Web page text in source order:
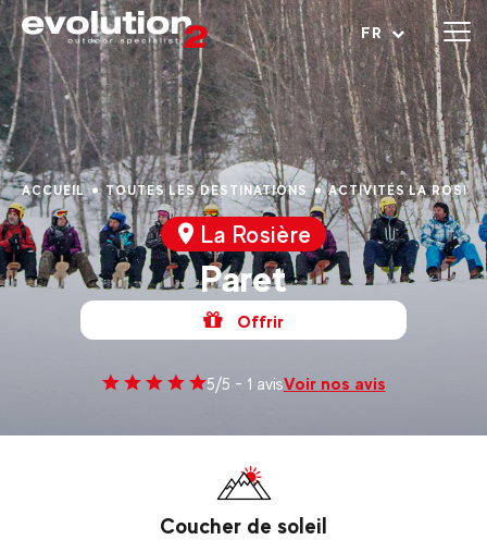
FR
Ouvrir le menu
ACCUEIL TOUTES LES DESTINATIONS ACTIVITÉS LA
La Rosière
Paret
Offrir
5/5 - 1 avisVoir nos avis
Coucher de soleil